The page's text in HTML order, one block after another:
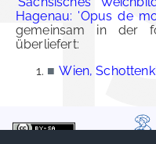
Hagenau: 'Opus de
gemeinsam in der
überliefert:
■ Wien,